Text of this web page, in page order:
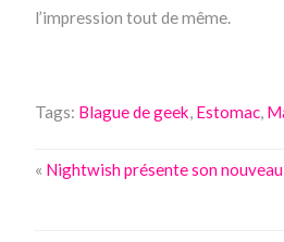
l’impression tout de même.
Tags: Blague de geek, Estomac,
« Nightwish présente son